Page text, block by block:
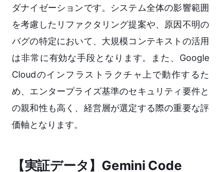
ダナイゼーションです。システム全体の影響範囲
を考慮したリファクタリング提案や、原因不明の
バグの特定において、大規模コンテキストの活用
は非常に有効な手段となります。また、Google
Cloudのインフラストラクチャ上で動作するた
め、エンタープライズ基準のセキュリティ要件と
の親和性も高く、経営層が選定する際の重要な評
価軸となります。
【実証データ】Gemini Code